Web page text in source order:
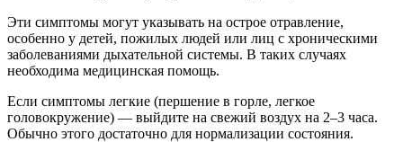
Эти симптомы могут указывать на острое отравление,
особенно у детей, пожилых людей или лиц с хроническими
заболеваниями дыхательной системы. В таких случаях
необходима медицинская помощь.
Если симптомы легкие (першение в горле, легкое
головокружение) — выйдите на свежий воздух на 2–3 часа.
Обычно этого достаточно для нормализации состояния.